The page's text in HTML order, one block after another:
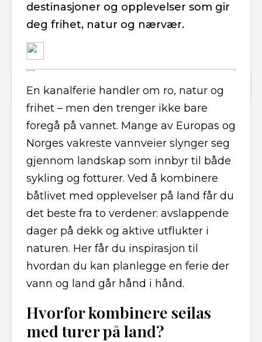
destinasjoner og opplevelser som gir
deg frihet, natur og nærvær.
En kanalferie handler om ro, natur og
frihet – men den trenger ikke bare
foregå på vannet. Mange av Europas og
Norges vakreste vannveier slynger seg
gjennom landskap som innbyr til både
sykling og fotturer. Ved å kombinere
båtlivet med opplevelser på land får du
det beste fra to verdener: avslappende
dager på dekk og aktive utflukter i
naturen. Her får du inspirasjon til
hvordan du kan planlegge en ferie der
vann og land går hånd i hånd.
Hvorfor kombinere seilas
med turer på land?